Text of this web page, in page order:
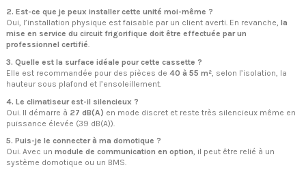
2. Est-ce que je peux installer cette unité moi-même ?
Oui, l’installation physique est faisable par un client averti. En revanche, la
mise en service du circuit frigorifique doit être effectuée par un
professionnel certifié.
3. Quelle est la surface idéale pour cette cassette ?
Elle est recommandée pour des pièces de 40 à 55 m², selon l’isolation, la
hauteur sous plafond et l’ensoleillement.
4. Le climatiseur est-il silencieux ?
Oui. Il démarre à 27 dB(A) en mode discret et reste très silencieux même en
puissance élevée (39 dB(A)).
5. Puis-je le connecter à ma domotique ?
Oui. Avec un module de communication en option, il peut être relié à un
système domotique ou un BMS.